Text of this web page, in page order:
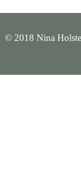
© 2018 Nina